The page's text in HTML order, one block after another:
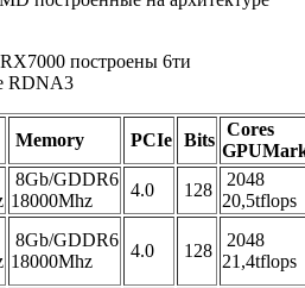
построены 6ти
RDNA3
Memory PCIe Bits
Cores
8Gb/GDDR6
18000Mhz
4.0 128
2048
20,5tflops
8Gb/GDDR6
18000Mhz
4.0 128
2048
21,4tflops